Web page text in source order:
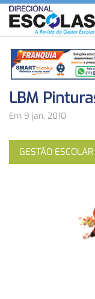
LBM
Em 9 jan, 2010
GESTÃO ESCOLAR